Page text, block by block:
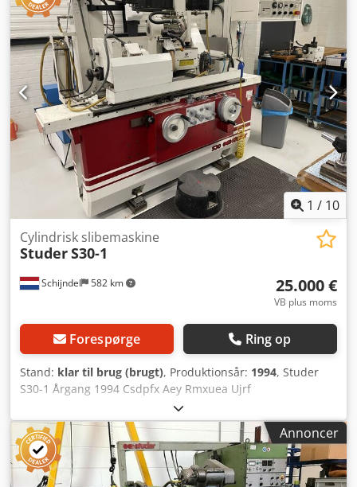
brugt stand og kan efter aftale besigtiges i drift. Maskinen
er blevet brugt til slibning af excentervelaksler med et
Marposs-målesystem. Tilbehør, viste værktøjer og
spændeanordninger er kun inkluderet i leveringen, hvis
dette er anført i de yderligere oplysninger. Ændringer og
fejl i de tekniske data og specifikationer samt risiko for
mellemsalg forbeholdes!
1 / 10
Schijndel 582 km
Cylindrisk slibemaskine
StuderS30-1
25.000 €
VB plus moms
Forespørge Ring op
Stand: klar til brug (brugt), Produktionsår: 1994, Studer
S30-1 Årgang 1994 Csdpfx Aey Rmxuea Ujrf
Annoncer